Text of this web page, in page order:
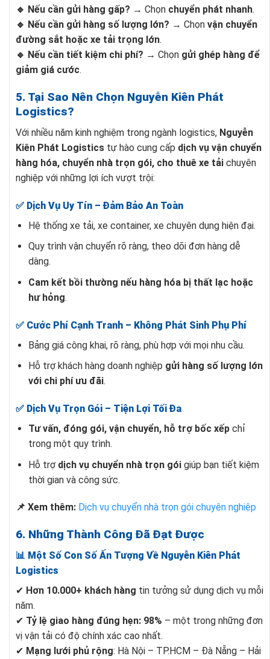
🔹 Nếu cần gửi hàng gấp? → Chọn chuyển phát nhanh.
🔹 Nếu cần gửi hàng số lượng lớn? → Chọn vận chuyển
đường sắt hoặc xe tải trọng lớn.
🔹 Nếu cần tiết kiệm chi phí? → Chọn gửi ghép hàng để
giảm giá cước.
5. Tại Sao Nên Chọn Nguyễn Kiên Phát
Logistics?
Với nhiều năm kinh nghiệm trong ngành logistics, Nguyễn
Kiên Phát Logistics tự hào cung cấp dịch vụ vận chuyển
hàng hóa, chuyển nhà trọn gói, cho thuê xe tải chuyên
nghiệp với những lợi ích vượt trội:
✅ Dịch Vụ Uy Tín – Đảm Bảo An Toàn
Hệ thống xe tải, xe container, xe chuyên dụng hiện đại.
Quy trình vận chuyển rõ ràng, theo dõi đơn hàng dễ
dàng.
Cam kết bồi thường nếu hàng hóa bị thất lạc hoặc
hư hỏng.
✅ Cước Phí Cạnh Tranh – Không Phát Sinh Phụ Phí
Bảng giá công khai, rõ ràng, phù hợp với mọi nhu cầu.
Hỗ trợ khách hàng doanh nghiệp gửi hàng số lượng lớn
với chi phí ưu đãi.
✅ Dịch Vụ Trọn Gói – Tiện Lợi Tối Đa
Tư vấn, đóng gói, vận chuyển, hỗ trợ bốc xếpchỉ
trong một quy trình.
Hỗ trợ dịch vụ chuyển nhà trọn góigiúp bạn tiết kiệm
thời gian và công sức.
📌 Xem thêm: Dịch vụ chuyển nhà trọn gói chuyên nghiệp
6. Những Thành Công Đã Đạt Được
📊 Một Số Con Số Ấn Tượng Về Nguyễn Kiên Phát
Logistics
✔ Hơn 10.000+ khách hàng tin tưởng sử dụng dịch vụ mỗi
năm.
✔ Tỷ lệ giao hàng đúng hẹn: 98% – một trong những đơn
vị vận tải có độ chính xác cao nhất.
✔ Mạng lưới phủ rộng: Hà Nội – TP.HCM – Đà Nẵng – Hải